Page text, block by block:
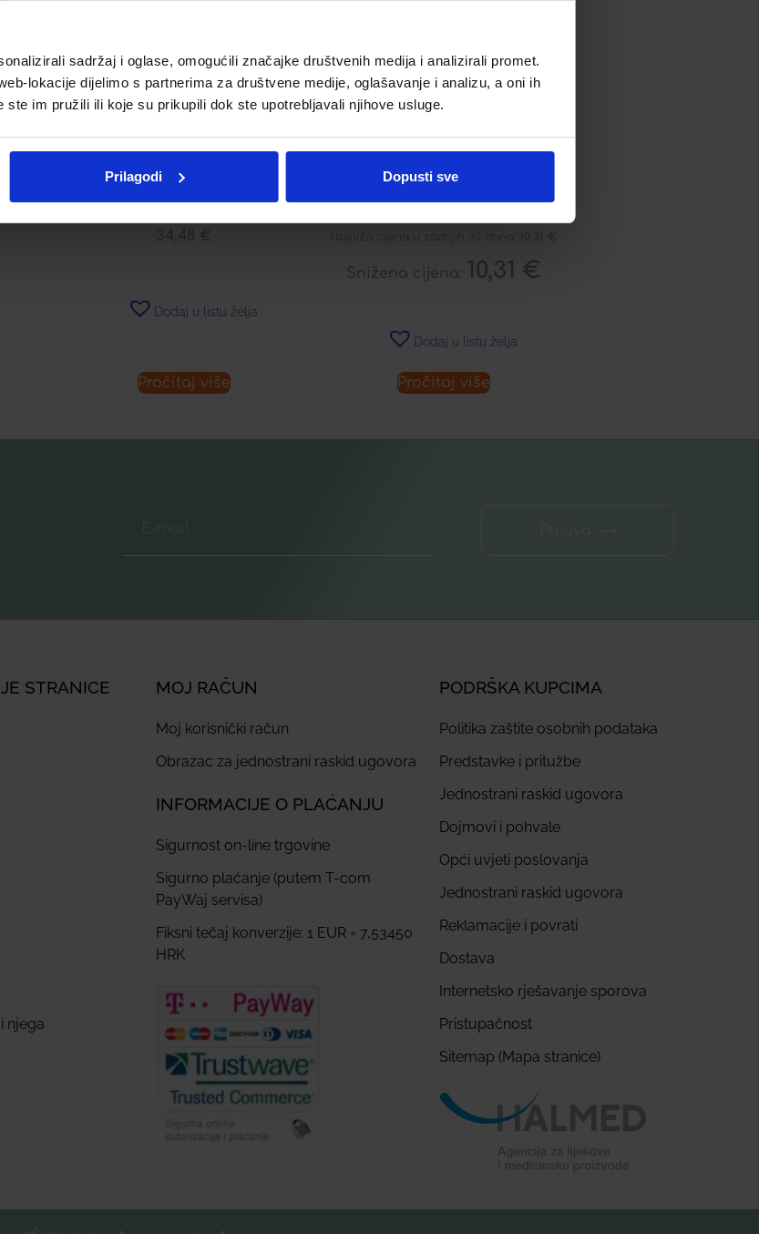
sadržaj i oglase, omogućili značajke društvenih medija i analizirali promet.
lokacije dijelimo s partnerima za društvene medije, oglašavanje i analizu, a oni ih
im pružili ili koje su prikupili dok ste upotrebljavali njihove usluge.
Prilagodi Dopusti sve
LERBOLARIO COCONUT
34,48 €
Dodaj u listu želja
Pročitaj više
LERBOLARIO BERRIES KREMA
Najniža cijena u zadnjih 30 dana: 10,31 €
Snižena cijena: 10,31 €
Dodaj u listu želja
Pročitaj više
STRANICE
njega
MOJ RAČUN
Moj korisnički račun
Obrazac za jednostrani raskid ugovora
INFORMACIJE O PLAĆANJU
Sigurnost on-line trgovine
Sigurno plaćanje (putem T-com
PayWaj servisa)
Fiksni tečaj konverzije: 1 EUR = 7,53450
HRK
PODRŠKA KUPCIMA
Politika zaštite osobnih podataka
Predstavke i pritužbe
Jednostrani raskid ugovora
Dojmovi i pohvale
Opći uvjeti poslovanja
Jednostrani raskid ugovora
Reklamacije i povrati
Dostava
Internetsko rješavanje sporova
Pristupačnost
Sitemap (Mapa stranice)